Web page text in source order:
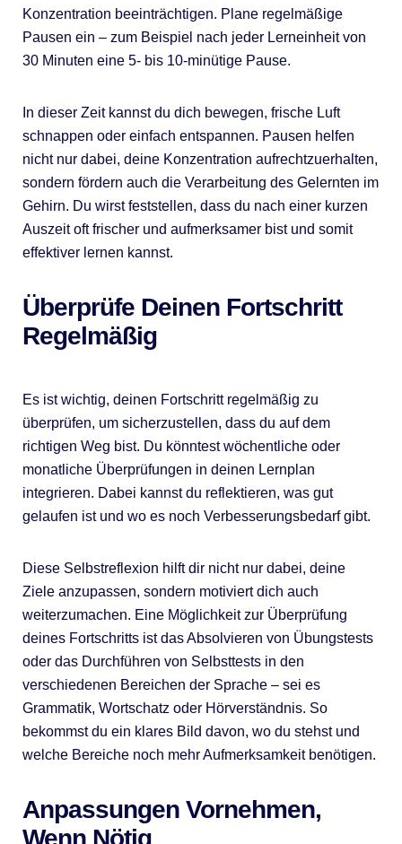
Konzentration beeinträchtigen. Plane regelmäßige
Pausen ein – zum Beispiel nach jeder Lerneinheit von
30 Minuten eine 5- bis 10-minütige Pause.
In dieser Zeit kannst du dich bewegen, frische Luft
schnappen oder einfach entspannen. Pausen helfen
nicht nur dabei, deine Konzentration aufrechtzuerhalten,
sondern fördern auch die Verarbeitung des Gelernten im
Gehirn. Du wirst feststellen, dass du nach einer kurzen
Auszeit oft frischer und aufmerksamer bist und somit
effektiver lernen kannst.
Überprüfe Deinen Fortschritt
Regelmäßig
Es ist wichtig, deinen Fortschritt regelmäßig zu
überprüfen, um sicherzustellen, dass du auf dem
richtigen Weg bist. Du könntest wöchentliche oder
monatliche Überprüfungen in deinen Lernplan
integrieren. Dabei kannst du reflektieren, was gut
gelaufen ist und wo es noch Verbesserungsbedarf gibt.
Diese Selbstreflexion hilft dir nicht nur dabei, deine
Ziele anzupassen, sondern motiviert dich auch
weiterzumachen. Eine Möglichkeit zur Überprüfung
deines Fortschritts ist das Absolvieren von Übungstests
oder das Durchführen von Selbsttests in den
verschiedenen Bereichen der Sprache – sei es
Grammatik, Wortschatz oder Hörverständnis. So
bekommst du ein klares Bild davon, wo du stehst und
welche Bereiche noch mehr Aufmerksamkeit benötigen.
Anpassungen Vornehmen,
Wenn Nötig